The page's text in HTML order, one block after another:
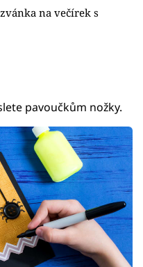
na večírek s
pavoučkům nožky.